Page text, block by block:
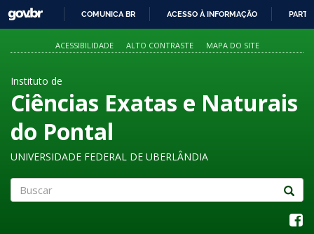
PARA
O
GOVBR
COMUNICA BR ACESSO À INFORMAÇÃO
ACESSIBILIDADE ALTO CONTRASTE MAPA DO SITE
Instituto de
Ciências Exatas e Naturais
do Pontal
UNIVERSIDADE FEDERAL DE UBERLÂNDIA